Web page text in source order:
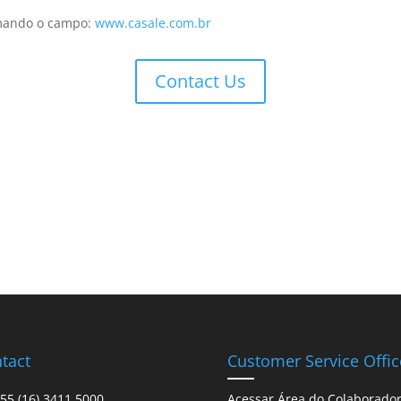
o campo: www.casale.com.br
Contact Us
Customer Service